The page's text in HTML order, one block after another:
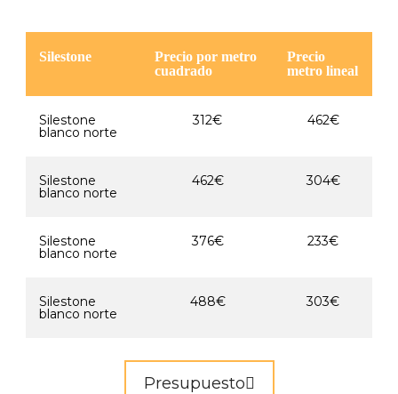
Silestone
Precio por metro
cuadrado
Precio
metro lineal
Silestone
blanco norte
312€ 462€
Silestone
blanco norte
462€ 304€
Silestone
blanco norte
376€ 233€
Silestone
blanco norte
488€ 303€
Presupuesto